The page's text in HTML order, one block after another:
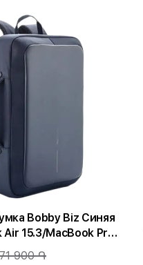
Bobby Biz Синяя
15.3/MacBook Pro
до 15.6"
900 ֏